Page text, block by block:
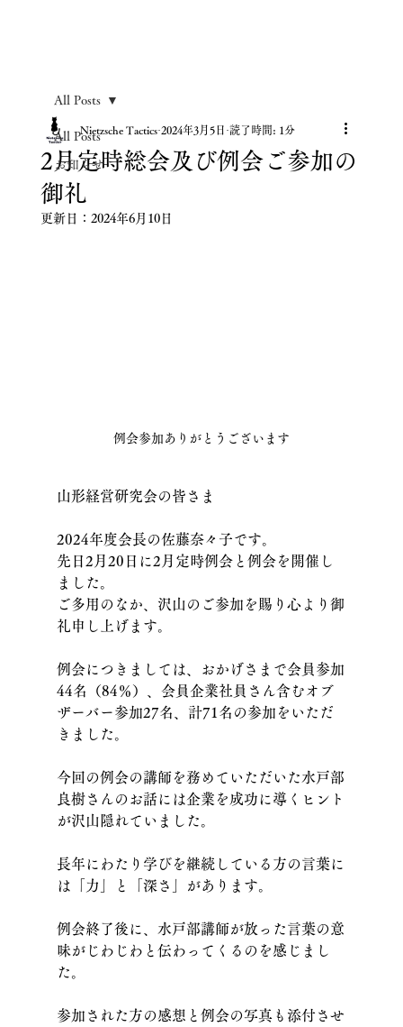
All Posts
お知らせ
All Posts
2月定時総会及び例会ご参加の
御礼
Nietzsche Tactics 2024年3月5日 読了時間: 1分
更新日： 2024年6月10日
例会参加ありがとうございます
山形経営研究会の皆さま
2024年度会長の佐藤奈々子です。
先日2月20日に2月定時例会と例会を開催し
ました。
ご多用のなか、沢山のご参加を賜り心より御
礼申し上げます。
例会につきましては、おかげさまで会員参加
44名（84％）、会員企業社員さん含むオブ
ザーバー参加27名、計71名の参加をいただ
きました。
今回の例会の講師を務めていただいた水戸部
良樹さんのお話には企業を成功に導くヒント
が沢山隠れていました。
長年にわたり学びを継続している方の言葉に
は「力」と「深さ」があります。
例会終了後に、水戸部講師が放った言葉の意
味がじわじわと伝わってくるのを感じまし
た。
参加された方の感想と例会の写真も添付させ